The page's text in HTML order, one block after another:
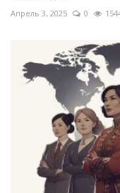
Апрель 3, 2025 0